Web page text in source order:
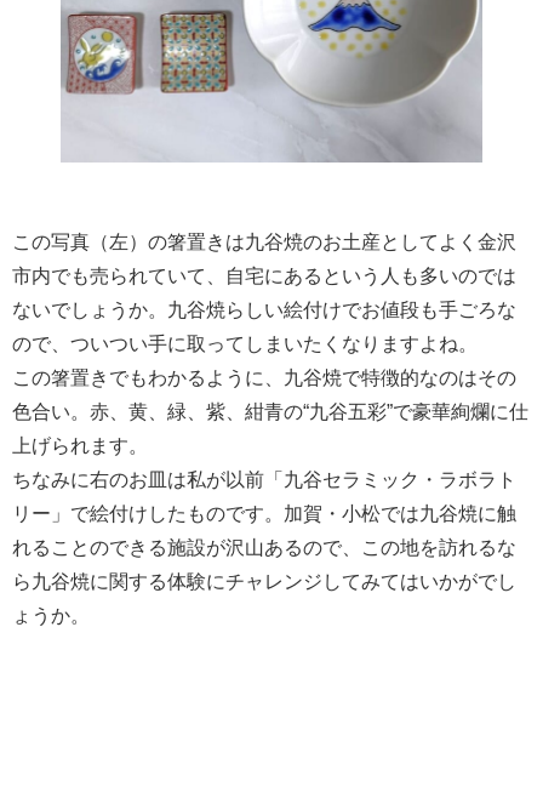
この写真（左）の箸置きは九谷焼のお土産としてよく金沢
市内でも売られていて、自宅にあるという人も多いのでは
ないでしょうか。九谷焼らしい絵付けでお値段も手ごろな
ので、ついつい手に取ってしまいたくなりますよね。
この箸置きでもわかるように、九谷焼で特徴的なのはその
色合い。赤、黄、緑、紫、紺青の“九谷五彩”で豪華絢爛に仕
上げられます。
ちなみに右のお皿は私が以前「九谷セラミック・ラボラト
リー」で絵付けしたものです。加賀・小松では九谷焼に触
れることのできる施設が沢山あるので、この地を訪れるな
ら九谷焼に関する体験にチャレンジしてみてはいかがでし
ょうか。